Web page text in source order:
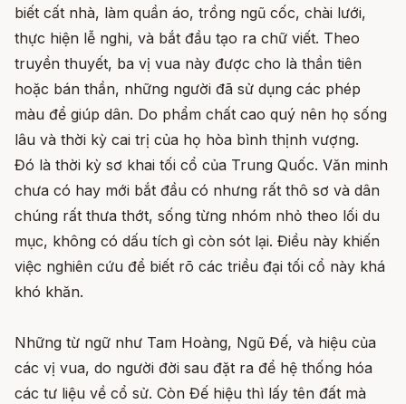
biết cất nhà, làm quần áo, trồng ngũ cốc, chài lưới,
thực hiện lễ nghi, và bắt đầu tạo ra chữ viết. Theo
truyền thuyết, ba vị vua này được cho là thần tiên
hoặc bán thần, những người đã sử dụng các phép
màu để giúp dân. Do phẩm chất cao quý nên họ sống
lâu và thời kỳ cai trị của họ hòa bình thịnh vượng.
Đó là thời kỳ sơ khai tối cổ của Trung Quốc. Văn minh
chưa có hay mới bắt đầu có nhưng rất thô sơ và dân
chúng rất thưa thớt, sống từng nhóm nhỏ theo lối du
mục, không có dấu tích gì còn sót lại. Điều này khiến
việc nghiên cứu để biết rõ các triều đại tối cổ này khá
khó khăn.
Những từ ngữ như Tam Hoàng, Ngũ Đế, và hiệu của
các vị vua, do người đời sau đặt ra để hệ thống hóa
các tư liệu về cổ sử. Còn Đế hiệu thì lấy tên đất mà